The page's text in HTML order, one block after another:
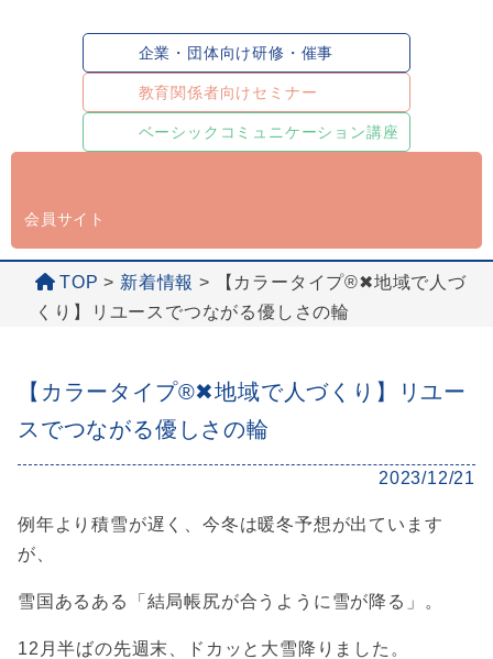
企業・団体向け研修・催事
教育関係者向けセミナー
ベーシックコミュニケーション講座
会員サイト
TOP > 新着情報 >
【カラータイプ®✖地域で人づ
くり】リユースでつながる優しさの輪
【カラータイプ®✖地域で人づくり】リユー
スでつながる優しさの輪
2023/12/21
例年より積雪が遅く、今冬は暖冬予想が出ています
が、
雪国あるある「結局帳尻が合うように雪が降る」。
12月半ばの先週末、ドカッと大雪降りました。